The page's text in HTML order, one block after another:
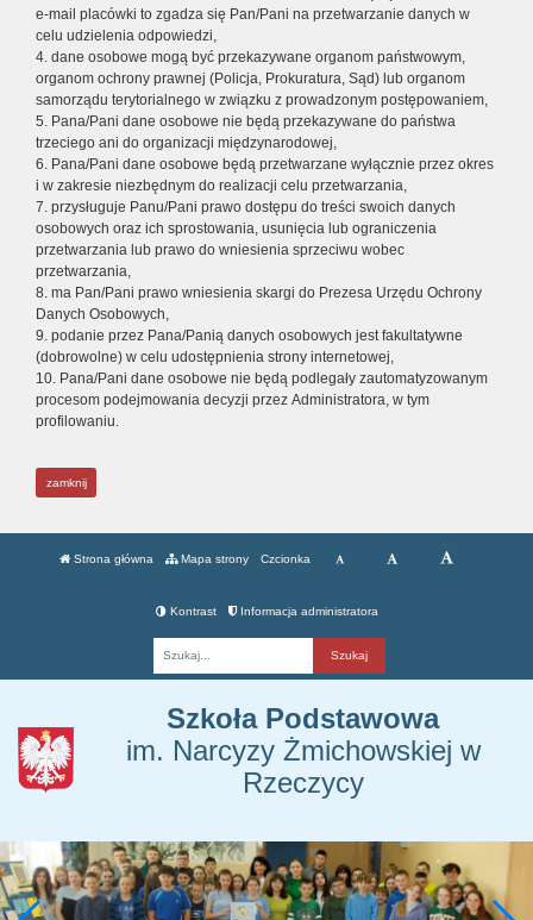
e-mail placówki to zgadza się Pan/Pani na przetwarzanie danych w
celu udzielenia odpowiedzi,
4. dane osobowe mogą być przekazywane organom państwowym,
organom ochrony prawnej (Policja, Prokuratura, Sąd) lub organom
samorządu terytorialnego w związku z prowadzonym postępowaniem,
5. Pana/Pani dane osobowe nie będą przekazywane do państwa
trzeciego ani do organizacji międzynarodowej,
6. Pana/Pani dane osobowe będą przetwarzane wyłącznie przez okres
i w zakresie niezbędnym do realizacji celu przetwarzania,
7. przysługuje Panu/Pani prawo dostępu do treści swoich danych
osobowych oraz ich sprostowania, usunięcia lub ograniczenia
przetwarzania lub prawo do wniesienia sprzeciwu wobec
przetwarzania,
8. ma Pan/Pani prawo wniesienia skargi do Prezesa Urzędu Ochrony
Danych Osobowych,
9. podanie przez Pana/Panią danych osobowych jest fakultatywne
(dobrowolne) w celu udostępnienia strony internetowej,
10. Pana/Pani dane osobowe nie będą podlegały zautomatyzowanym
procesom podejmowania decyzji przez Administratora, w tym
profilowaniu.
zamknij
Strona główna Mapa strony Czcionka
Kontrast Informacja administratora
Szkoła Podstawowa
im. Narcyzy Żmichowskiej w
Rzeczycy